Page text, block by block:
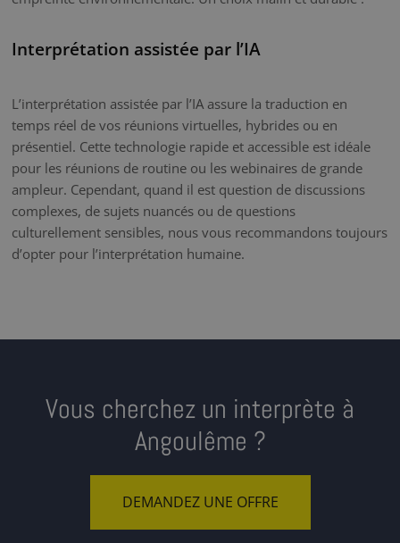
Interprétation assistée par l’IA
L’interprétation assistée par l’IA assure la traduction en
temps réel de vos réunions virtuelles, hybrides ou en
présentiel. Cette technologie rapide et accessible est idéale
pour les réunions de routine ou les webinaires de grande
ampleur. Cependant, quand il est question de discussions
complexes, de sujets nuancés ou de questions
culturellement sensibles, nous vous recommandons toujours
d’opter pour l’interprétation humaine.
Vous cherchez un interprète à
Angoulême ?
DEMANDEZ UNE OFFRE